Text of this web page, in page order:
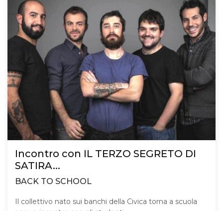
Incontro con IL TERZO SEGRETO DI
SATIRA...
BACK TO SCHOOL
Il collettivo nato sui banchi della Civica torna a scuola